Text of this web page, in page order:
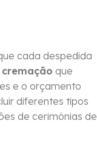
cada despedida
que
e o orçamento
diferentes tipos
de cerimônias de